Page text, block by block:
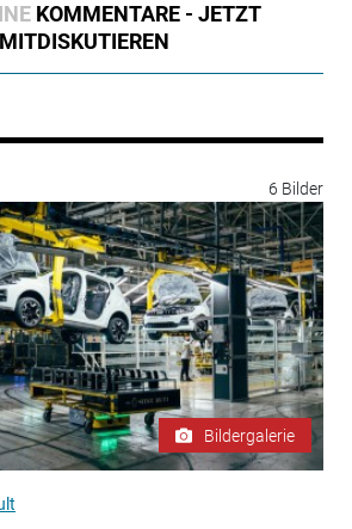
KOMMENTARE - JETZT
MITDISKUTIEREN
6 Bilder
Bildergalerie